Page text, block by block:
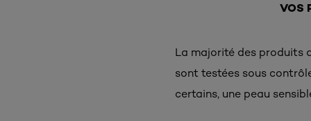
VOS
La majorité des produits
sont testées sous
certains, une peau